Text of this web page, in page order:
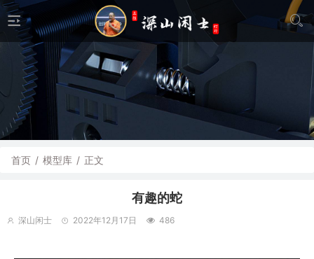
首页 / 模型库 / 正文
有趣的蛇
深山闲士 2022年12月17日 486